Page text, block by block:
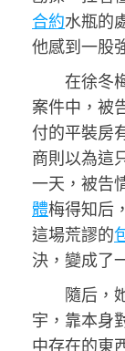
合約水瓶的
他感到一股
在徐冬
案件中，被
付的平裝房
商則以為這
一天，被告
體梅得知后
這場荒謬的
決，變成了
隨后，
宇，靠本身
中存在的東